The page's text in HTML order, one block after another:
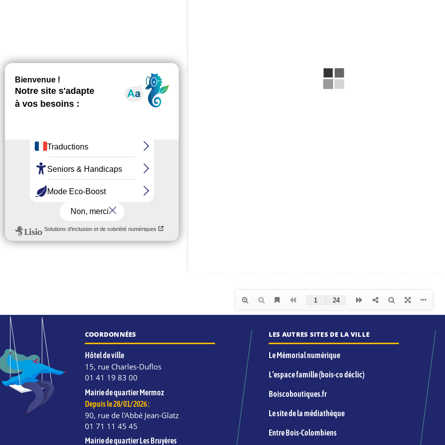
COORDONNÉES
Hôtel de ville
15, rue Charles-Duflos
01 41 19 83 00
Mairie de quartier Mermoz
Depuis le 28/01/2026 :
90, rue de l'Abbé Jean-Glatz
01 71 11 45 45
Mairie de quartier Les Bruyères
LES AUTRES SITES DE LA VILLE
Le Mémorial numérique
L’espace famille (bois-co déclic)
Boiscoboutiques.fr
Le site de la médiathèque
Entre Bois-Colombiens